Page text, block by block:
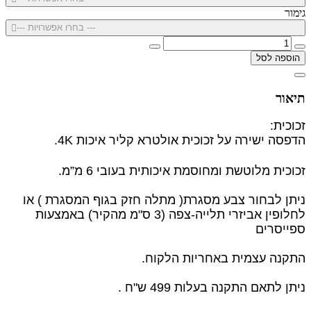
גימור
--- בחרו אפשרויות ---
הוספה לסל
תיאור
זכוכית:
הדפסה ישירה על זכוכית אולטרא קליר איכות 4K.
זכוכית מלוטשת ומחוסמת איכותית בעובי 6 מ”מ.
ניתן לבחור צבע מסגרת( מתלה חזק בגוף המסגרת ) או
לחלופין
אביזרי תלייה-צפה (3 ס"מ מהקיר) באמצעות
ספייסרים
התקנה עצמית באחריות הלקוח.
ניתן לתאם התקנה בעלות 499 ש"ח .